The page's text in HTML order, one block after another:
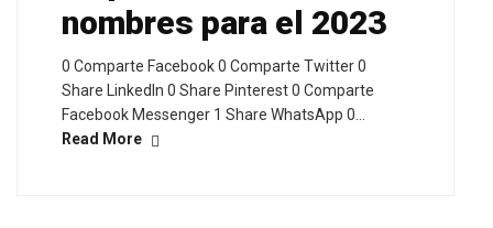
nombres para el 2023
0 Comparte Facebook 0 Comparte Twitter 0
Share LinkedIn 0 Share Pinterest 0 Comparte
Facebook Messenger 1 Share WhatsApp 0…
Read More